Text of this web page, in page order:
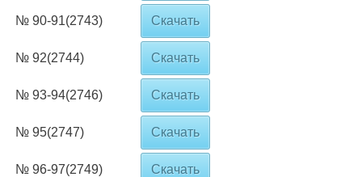
№ 90-91(2743) Скачать
№ 92(2744) Скачать
№ 93-94(2746) Скачать
№ 95(2747) Скачать
№ 96-97(2749) Скачать